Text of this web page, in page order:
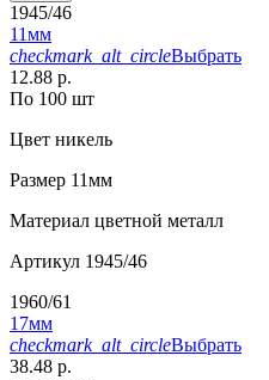
1945/46
11мм
checkmark_alt_circleВыбрать
12.88 р.
По 100 шт
Цвет никель
Размер 11мм
Материал цветной металл
Артикул 1945/46
1960/61
17мм
checkmark_alt_circleВыбрать
38.48 р.